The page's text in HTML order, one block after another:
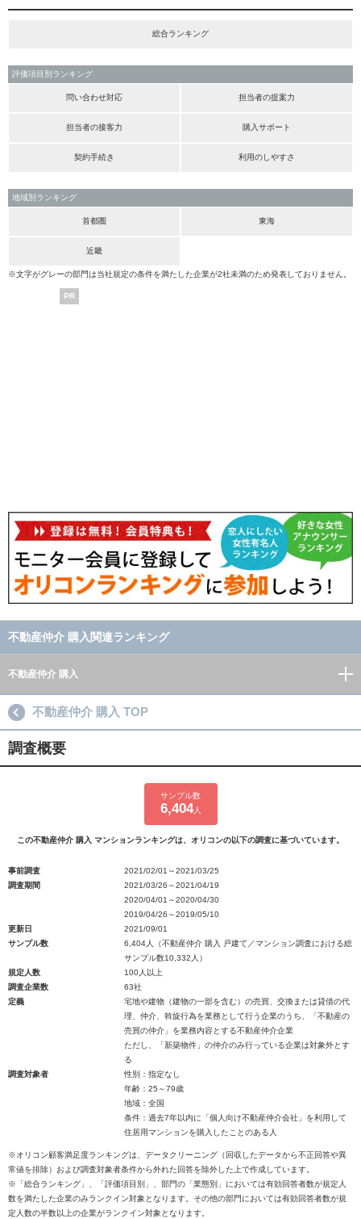
総合ランキング
評価項目別ランキング
問い合わせ対応 担当者の提案力
担当者の接客力 購入サポート
契約手続き 利用のしやすさ
地域別ランキング
首都圏 東海
近畿
※文字がグレーの部門は当社規定の条件を満たした企業が2社未満のため発表しておりません。
PR
不動産仲介 購入関連ランキング
不動産仲介 購入
不動産仲介 購入 TOP
調査概要
サンプル数
6,404人
この不動産仲介 購入 マンションランキングは、オリコンの以下の調査に基づいています。
事前調査
2021/02/01～2021/03/25
調査期間
2021/03/26～2021/04/19
2020/04/01～2020/04/30
2019/04/26～2019/05/10
更新日
2021/09/01
サンプル数
6,404人（不動産仲介 購入 戸建て／マンション調査における総
サンプル数10,332人）
規定人数
100人以上
調査企業数
63社
定義
宅地や建物（建物の一部を含む）の売買、交換または貸借の代
理、仲介、斡旋行為を業務として行う企業のうち、「不動産の
売買の仲介」を業務内容とする不動産仲介企業
ただし、「新築物件」の仲介のみ行っている企業は対象外とす
る
調査対象者
性別：指定なし
年齢：25～79歳
地域：全国
条件：過去7年以内に「個人向け不動産仲介会社」を利用して
住居用マンションを購入したことのある人
※オリコン顧客満足度ランキングは、データクリーニング（回収したデータから不正回答や異
常値を排除）および調査対象者条件から外れた回答を除外した上で作成しています。
※「総合ランキング」、「評価項目別」、部門の「業態別」においては有効回答者数が規定人
数を満たした企業のみランクイン対象となります。その他の部門においては有効回答者数が規
定人数の半数以上の企業がランクイン対象となります。